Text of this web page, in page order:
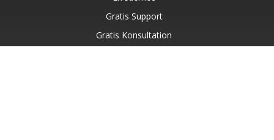
Gratis Support
Gratis Konsultation